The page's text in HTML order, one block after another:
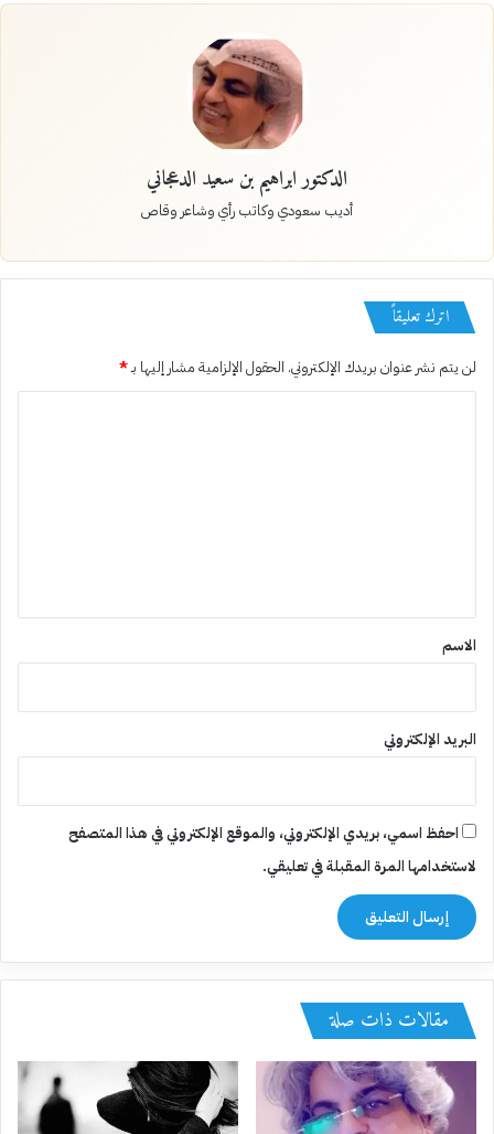
الدكتور ابراهيم بن سعيد الدعجاني
أديب سعودي وكاتب رأي وشاعر وقاص
اترك تعليقاً
لن يتم نشر عنوان بريدك الإلكتروني. الحقول الإلزامية مشار إليها بـ*
*
الاسم
البريد الإلكتروني
احفظ اسمي، بريدي الإلكتروني، والموقع الإلكتروني في هذا المتصفح
لاستخدامها المرة المقبلة في تعليقي.
مقالات ذات صلة